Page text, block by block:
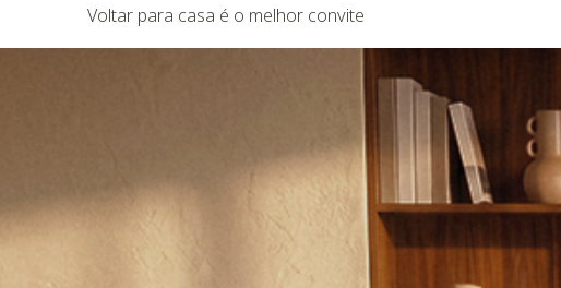
Voltar para casa é o melhor convite